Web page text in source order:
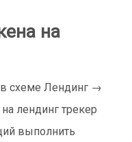
на
в схеме Лендинг →
лендинг трекер
выполнить